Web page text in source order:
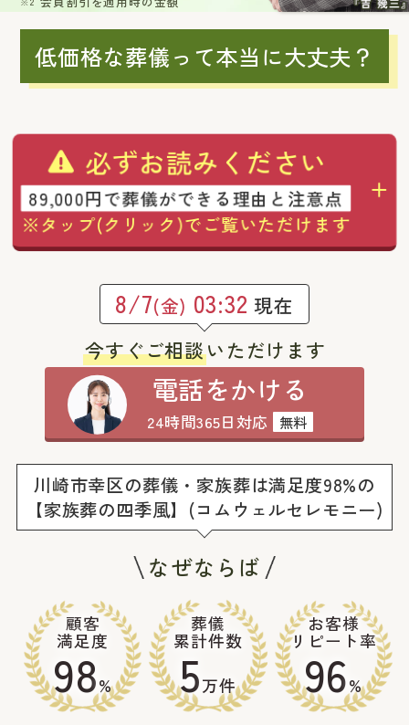
低価格な葬儀って本当に大丈夫？
必ずお読みください
89,000円で葬儀ができる理由と注意点
※タップ(クリック)でご覧いただけます
8/7(金) 03:32 現在
今すぐご相談いただけます
電話をかける
24時間365日対応 無料
川崎市幸区の葬儀・家族葬は満足度98%の
【家族葬の四季風】(コムウェルセレモニー)
なぜならば
顧客
満足度
98%
葬儀
累計件数
5万件
お客様
リピート率
96%